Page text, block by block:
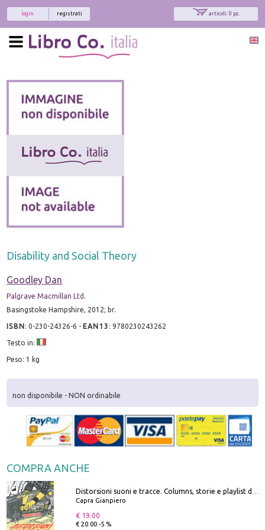
articoli: 0 pz.
registrati
login
Disability and Social Theory
Goodley Dan
Palgrave Macmillan Ltd.
Basingstoke Hampshire, 2012; br.
ISBN:0-230-24326-6 - EAN13 :9780230243262
Testo in:
Peso: 1 kg
non disponibile - NON ordinabile
COMPRA ANCHE
Capra Gianpiero
€ 19.00
€ 20.00 -5 %